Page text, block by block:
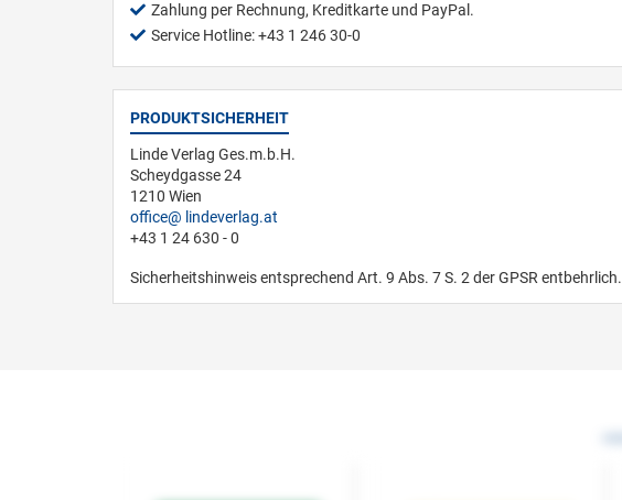
Zahlung per Rechnung, Kreditkarte und PayPal.
Service Hotline: +43 1 246 30-0
PRODUKTSICHERHEIT
Linde Verlag Ges.m.b.H.
Scheydgasse 24
1210 Wien
office
lindeverlag.at
+43 1 24 630 - 0
Sicherheitshinweis entsprechend Art. 9 Abs. 7 S. 2 der GPSR entbehrlich.